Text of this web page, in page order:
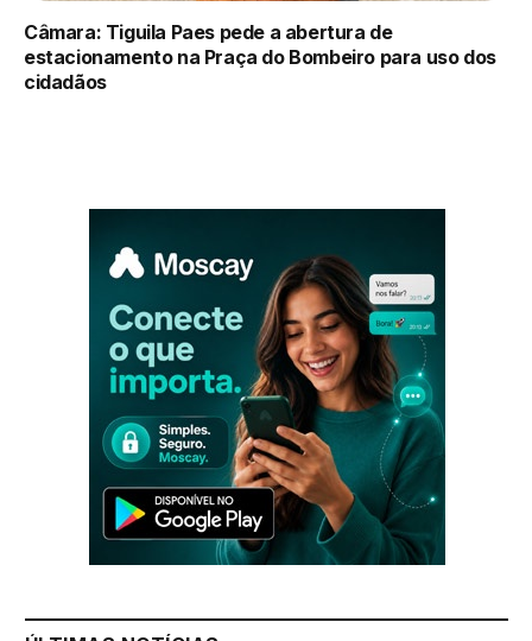
Câmara: Tiguila Paes pede a abertura de
estacionamento na Praça do Bombeiro para uso dos
cidadãos